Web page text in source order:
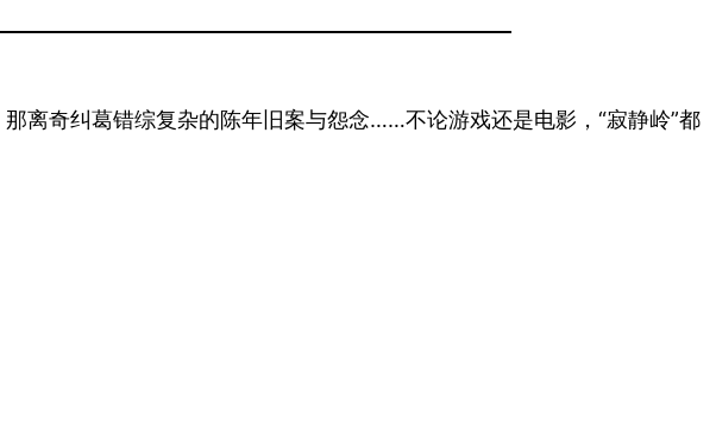
离奇纠葛错综复杂的陈年旧案与怨念……不论游戏还是电影，“寂静岭”都